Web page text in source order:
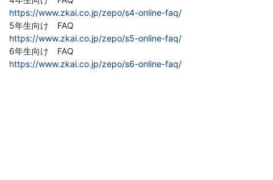
https://www.zkai.co.jp/zepo/s4-online-faq/
5年生向け FAQ
https://www.zkai.co.jp/zepo/s5-online-faq/
6年生向け FAQ
https://www.zkai.co.jp/zepo/s6-online-faq/